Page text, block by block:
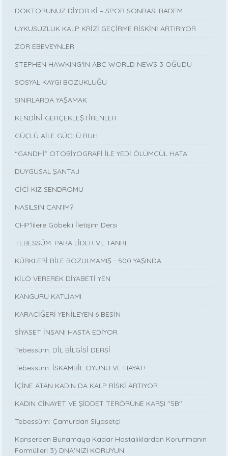
DOKTORUNUZ DİYOR Kİ – SPOR SONRASI BADEM
UYKUSUZLUK KALP KRİZİ GEÇİRME RİSKİNİ ARTIRIYOR
ZOR EBEVEYNLER
STEPHEN HAWKING‘İN ABC WORLD NEWS 3 ÖĞÜDÜ
SOSYAL KAYGI BOZUKLUĞU
SINIRLARDA YAŞAMAK
KENDİNİ GERÇEKLEŞTİRENLER
GÜÇLÜ AİLE GÜÇLÜ RUH
“GANDHİ” OTOBİYOGRAFİ İLE YEDİ ÖLÜMCÜL HATA
DUYGUSAL ŞANTAJ
CİCİ KIZ SENDROMU
NASILSIN CAN’IM?
CHP'lilere Göbekli İletişim Dersi
TEBESSÜM: PARA LİDER VE TANRI
KÜRKLERİ BİLE BOZULMAMIŞ - 500 YAŞINDA
KİLO VEREREK DİYABETİ YEN
KANGURU KATLİAMI
KARACİĞERİ YENİLEYEN 6 BESİN
SİYASET İNSANI HASTA EDİYOR
Tebessüm: DİL BİLGİSİ DERSİ
Tebessüm: İSKAMBİL OYUNU VE HAYAT!
İÇİNE ATAN KADIN DA KALP RİSKİ ARTIYOR
KADIN CİNAYET VE ŞİDDET TERÖRÜNE KARŞI ''5B''
Tebessüm: Çamurdan Siyasetçi
Kanserden Bunamaya Kadar Hastalıklardan Korunmanın
Formülleri 3) DNA'NIZI KORUYUN